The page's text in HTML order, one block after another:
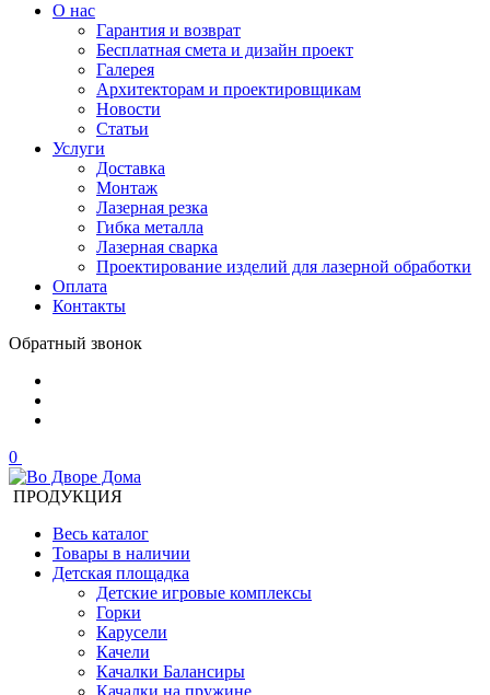
О нас
Гарантия и возврат
Бесплатная смета и дизайн проект
Галерея
Архитекторам и проектировщикам
Новости
Статьи
Услуги
Доставка
Монтаж
Лазерная резка
Гибка металла
Лазерная сварка
Проектирование изделий для лазерной обработки
Оплата
Контакты
Обратный звонок
0
ПРОДУКЦИЯ
Весь каталог
Товары в наличии
Детская площадка
Детские игровые комплексы
Горки
Карусели
Качели
Качалки Балансиры
Качалки на пружине